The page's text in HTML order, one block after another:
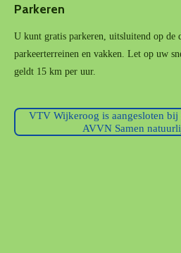
Parkeren
U kunt gratis parkeren, uitsluitend op de
parkeerterreinen en vakken. Let op uw
geldt 15 km per uur.
VTV Wijkeroog is aangesloten
AVVN Samen